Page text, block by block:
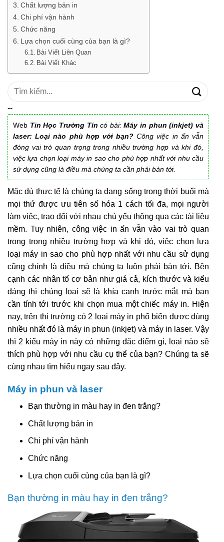
Chất lượng bản in
Chi phí vận hành
Chức năng
Lựa chọn cuối cùng của bạn là gì?
Bài Viết Liên Quan
Bài Viết Khác
Tìm
--
Web Tin Học Trường Tíncó bài:Máy in phun (inkjet) và
laser: Loại nào phù hợp với bạn? Công việc in ấn vẫn
đóng vai trò quan trọng trong nhiều trường hợp và khi đó,
việc lựa chọn loại máy in sao cho phù hợp nhất với nhu cầu
sử dụng cũng là điều mà chúng ta cần phải bàn tới.
Mặc dù thực tế là chúng ta đang sống trong thời buổi mà
mọi thứ được ưu tiên số hóa 1 cách tối đa, mọi người
làm việc, trao đổi với nhau chủ yếu thông qua các tài liệu
mềm. Tuy nhiên, công việc in ấn vẫn vào vai trò quan
trọng trong nhiều trường hợp và khi đó, việc chọn lựa
loại máy in sao cho phù hợp nhất với nhu cầu sử dụng
cũng chính là điều mà chúng ta luôn phải bàn tới. Bên
cạnh các nhân tố cơ bản như giá cả, kích thước và kiểu
dáng thì chủng loại sẽ là khía cạnh trước mắt mà bạn
cần tính tới trước khi chọn mua một chiếc máy in. Hiện
nay, trên thị trường có 2 loại máy in phổ biến được dùng
nhiều nhất đó là máy in phun (inkjet) và máy in laser. Vậy
thì 2 kiểu máy in này có những đặc điểm gì, loại nào sẽ
thích phù hợp với nhu cầu cụ thể của bạn? Chúng ta sẽ
cùng nhau tìm hiểu ngay sau đây.
Máy in phun và laser
Bạn thường in màu hay in đen trắng?
Chất lượng bản in
Chi phí vận hành
Chức năng
Lựa chọn cuối cùng của bạn là gì?
Bạn thường in màu hay in đen trắng?